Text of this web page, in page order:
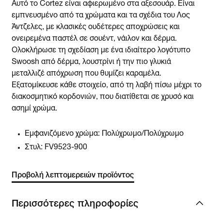
Αυτό το Cortez είναι αφιερωμένο στα αξεσουάρ. Είναι
εμπνευσμένο από τα χρώματα και τα σχέδια του Λος
Άντζελες, με κλασικές ουδέτερες αποχρώσεις και
ονειρεμένα παστέλ σε σουέντ, νάιλον και δέρμα.
Ολοκλήρωσε τη σχεδίαση με ένα ιδιαίτερο λογότυπο
Swoosh από δέρμα, λουστρίνι ή την πιο γλυκιά
μεταλλιζέ απόχρωση που θυμίζει καραμέλα.
Εξατομίκευσε κάθε στοιχείο, από τη λαβή πίσω μέχρι το
διακοσμητικό κορδονιών, που διατίθεται σε χρυσό και
ασημί χρώμα.
Εμφανιζόμενο χρώμα: Πολύχρωμο/Πολύχρωμο
Στυλ: FV9523-900
Προβολή λεπτομερειών προϊόντος
Περισσότερες πληροφορίες